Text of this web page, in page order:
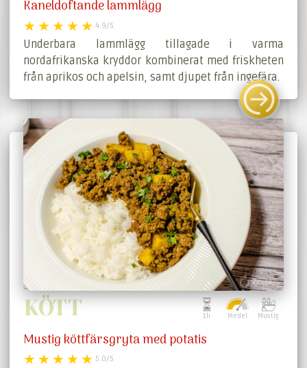
Kaneldoftande lammlägg
4.9/5
Underbara lammlägg tillagade i varma
nordafrikanska kryddor kombinerat med friskheten
från aprikos och apelsin, samt djupet från ingefära.
KÖTT 1h Medel Mustig
Mustig köttfärsgryta med potatis
5.0/5